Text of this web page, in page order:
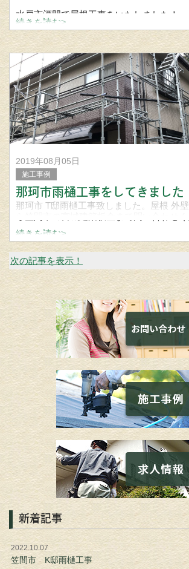
水戸市酒門で屋根工事をいたしました！
立平ロック32型。
屋根 外壁 雨樋工事の事なら笠間市の宮城
合わせください
続きを読む>
2019年08月05日
施工事例
那珂市雨樋工事をしてきました
那珂市 T邸雨樋工事致しました。屋根 外
続きを読む>
次の記事を表示！
新着記事
2022.10.07
笠間市 K邸雨樋工事